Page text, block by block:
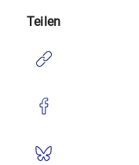
Teilen